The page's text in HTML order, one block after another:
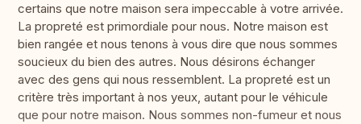
certains que notre maison sera impeccable à votre arrivée.
La propreté est primordiale pour nous. Notre maison est
bien rangée et nous tenons à vous dire que nous sommes
soucieux du bien des autres. Nous désirons échanger
avec des gens qui nous ressemblent. La propreté est un
critère très important à nos yeux, autant pour le véhicule
que pour notre maison. Nous sommes non-fumeur et nous